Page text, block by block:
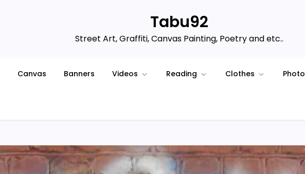
Tabu92
Street Art, Graffiti, Canvas Painting, Poetry and etc..
Canvas Banners Videos Reading Clothes Photo